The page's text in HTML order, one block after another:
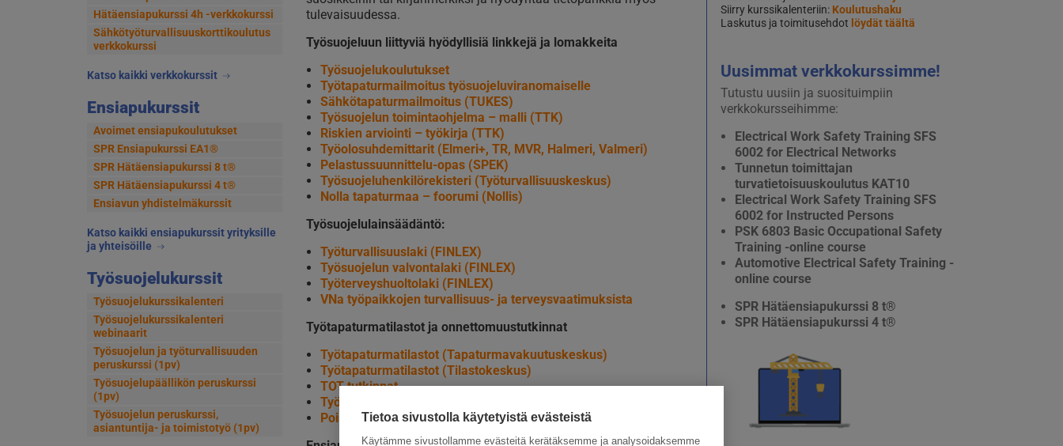
Tietoa sivustolla käytetyistä evästeistä
Käytämme sivustollamme evästeitä kerätäksemme ja analysoidaksemme
Hätäensiapukurssi 4h -verkkokurssi
Sähkötyöturvallisuus­korttikoulutus
verkkokurssi
Katso kaikki verkkokurssit
Ensiapukurssit
Avoimet ensiapukoulutukset
SPR Ensiapukurssi EA1®
SPR Hätäensiapukurssi 8 t®
SPR Hätäensiapukurssi 4 t®
Ensiavun yhdistelmäkurssit
Katso kaikki ensiapukurssit yrityksille
ja yhteisöille
Työsuojelukurssit
Työsuojelukurssikalenteri
Työsuojelukurssikalenteri
webinaarit
Työsuojelun ja työturvallisuuden
peruskurssi (1pv)
Työsuojelupäällikön peruskurssi
(1pv)
Työsuojelun peruskurssi,
asiantuntija- ja toimistotyö (1pv)
tulevaisuudessa.
Työsuojeluun liittyviä hyödyllisiä linkkejä ja lomakkeita
Työsuojelukoulutukset
Työtapaturmailmoitus työsuojeluviranomaiselle
Sähkötapaturmailmoitus (TUKES)
Työsuojelun toimintaohjelma – malli (TTK)
Riskien arviointi – työkirja (TTK)
Työolosuhdemittarit (Elmeri+, TR, MVR, Halmeri, Valmeri)
Pelastussuunnittelu-opas (SPEK)
Työsuojeluhenkilörekisteri (Työturvallisuuskeskus)
Nolla tapaturmaa – foorumi (Nollis)
Työsuojelulainsäädäntö:
Työturvallisuuslaki (FINLEX)
Työsuojelun valvontalaki (FINLEX)
Työterveyshuoltolaki (FINLEX)
VNa työpaikkojen turvallisuus- ja terveysvaatimuksista
Työtapaturmatilastot ja onnettomuustutkinnat
Työtapaturmatilastot (Tapaturmavakuutuskeskus)
Työtapaturmatilastot (Tilastokeskus)
TOT-tutkinnat
Työpaikkakuolemat
Poissaololaskuri (Varma)
Siirry kurssikalenteriin: Koulutushaku
Laskutus ja toimitusehdot löydät täältä
Uusimmat verkkokurssimme!
Tutustu uusiin ja suosituimpiin
verkkokursseihimme:
Electrical Work Safety Training SFS
6002 for Electrical Networks
Tunnetun toimittajan
turvatietoisuuskoulutus KAT10
Electrical Work Safety Training SFS
6002 for Instructed Persons
PSK 6803 Basic Occupational Safety
Training -online course
Automotive Electrical Safety Training -
online course
SPR Hätäensiapukurssi 8 t®
SPR Hätäensiapukurssi 4 t®